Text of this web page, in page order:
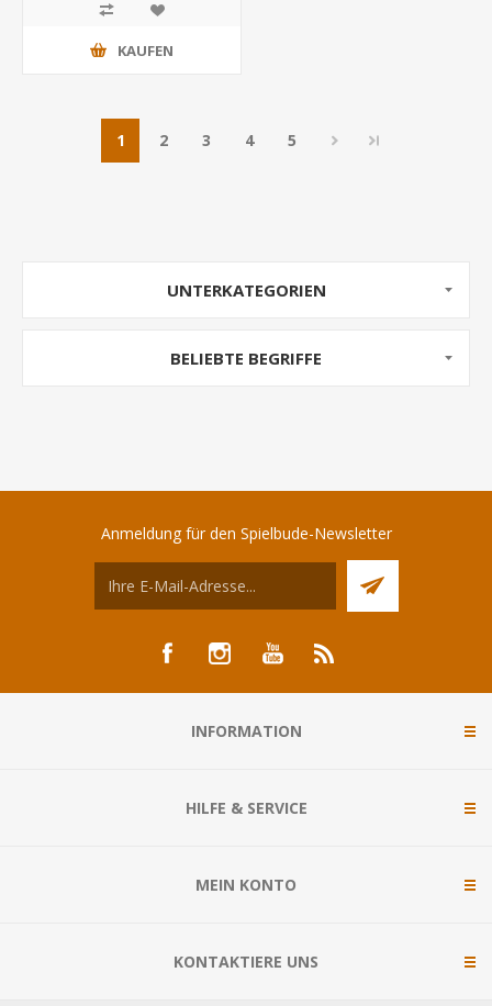
KAUFEN
1 2 3 4 5
UNTERKATEGORIEN
BELIEBTE BEGRIFFE
Anmeldung für den Spielbude-Newsletter
INFORMATION
HILFE & SERVICE
MEIN KONTO
KONTAKTIERE UNS